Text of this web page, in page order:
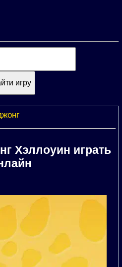
Хэллоуин играть